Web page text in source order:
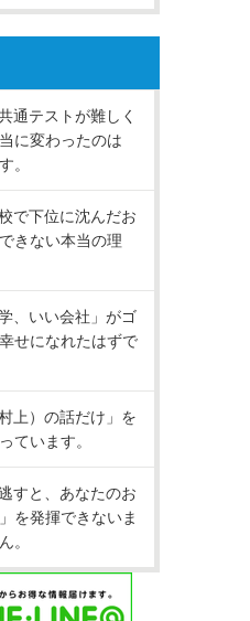
通テストが難しく
に変わったのは
。
で下位に沈んだお
きない本当の理
、いい会社」がゴ
せになれたはずで
上）の話だけ」を
ています。
すと、あなたのお
を発揮できないま
。